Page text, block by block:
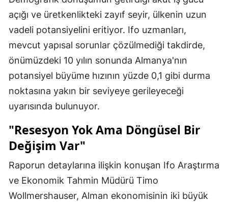
açığı ve üretkenlikteki zayıf seyir, ülkenin uzun
vadeli potansiyelini eritiyor. Ifo uzmanları,
mevcut yapısal sorunlar çözülmediği takdirde,
önümüzdeki 10 yılın sonunda Almanya'nın
potansiyel büyüme hızının yüzde 0,1 gibi durma
noktasına yakın bir seviyeye gerileyeceği
uyarısında bulunuyor.
"Resesyon Yok Ama Döngüsel Bir
Değişim Var"
Raporun detaylarına ilişkin konuşan Ifo Araştırma
ve Ekonomik Tahmin Müdürü Timo
Wollmershauser, Alman ekonomisinin iki büyük